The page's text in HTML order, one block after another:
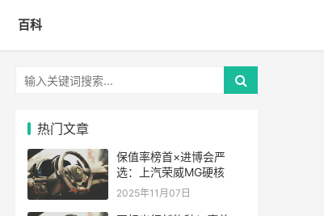
百科
热门文章
保值率榜首×进博会严
选：上汽荣威MG硬核
2025年11月07日